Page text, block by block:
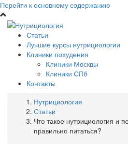
Перейти к основному содержанию
Статьи
Лучшие курсы нутрициологии
Клиники похудения
Клиники Москвы
Клиники СПб
Контакты
Нутрициология
Статьи
Что такое нутрициология и
правильно питаться?